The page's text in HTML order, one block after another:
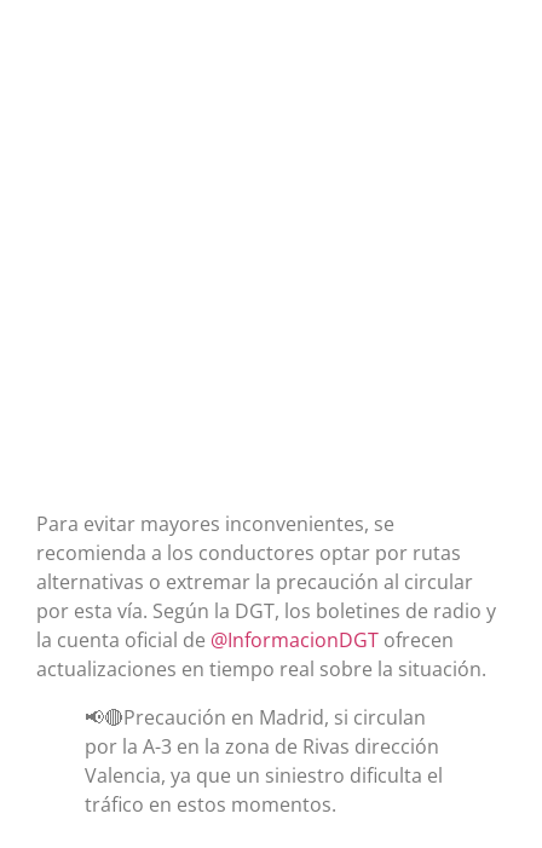
Para evitar mayores inconvenientes, se
recomienda a los conductores optar por rutas
alternativas o extremar la precaución al circular
por esta vía. Según la DGT, los boletines de radio y
la cuenta oficial de @InformacionDGT ofrecen
actualizaciones en tiempo real sobre la situación.
📢🔴Precaución en Madrid, si circulan
por la A-3 en la zona de Rivas dirección
Valencia, ya que un siniestro dificulta el
tráfico en estos momentos.